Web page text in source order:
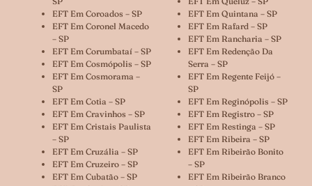
EFT Em Coroados – SP
EFT Em Coronel Macedo
– SP
EFT Em Corumbataí – SP
EFT Em Cosmópolis – SP
EFT Em Cosmorama –
SP
EFT Em Cotia – SP
EFT Em Cravinhos – SP
EFT Em Cristais Paulista
– SP
EFT Em Cruzália – SP
EFT Em Cruzeiro – SP
EFT Em Cubatão – SP
EFT Em Quintana – SP
EFT Em Rafard – SP
EFT Em Rancharia – SP
EFT Em Redenção Da
Serra – SP
EFT Em Regente Feijó –
SP
EFT Em Reginópolis – SP
EFT Em Registro – SP
EFT Em Restinga – SP
EFT Em Ribeira – SP
EFT Em Ribeirão Bonito
– SP
EFT Em Ribeirão Branco